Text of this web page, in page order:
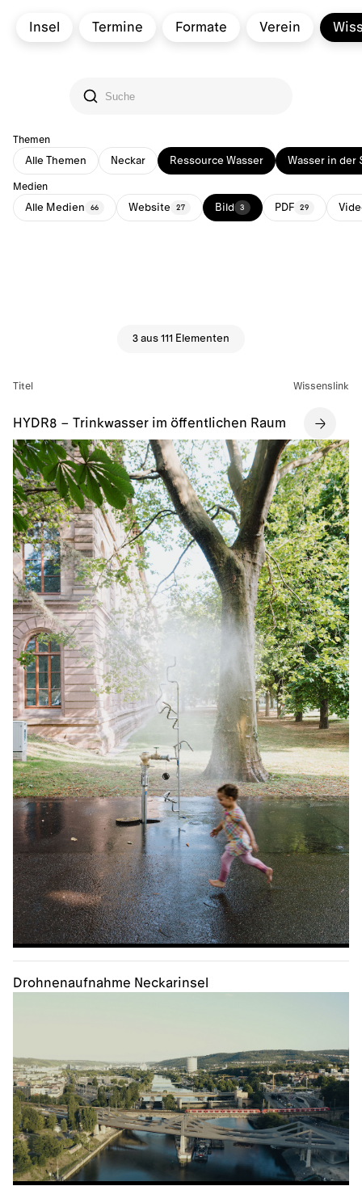
Insel Termine Formate Verein
Themen
Alle Themen Neckar Ressource Wasser Wasser in der
Medien
Alle Medien 66 Website 27 Bild 3 PDF 29
3 aus 111 Elementen
Titel Wissenslink
HYDR8 – Trinkwasser im öffentlichen Raum
Drohnenaufnahme Neckarinsel